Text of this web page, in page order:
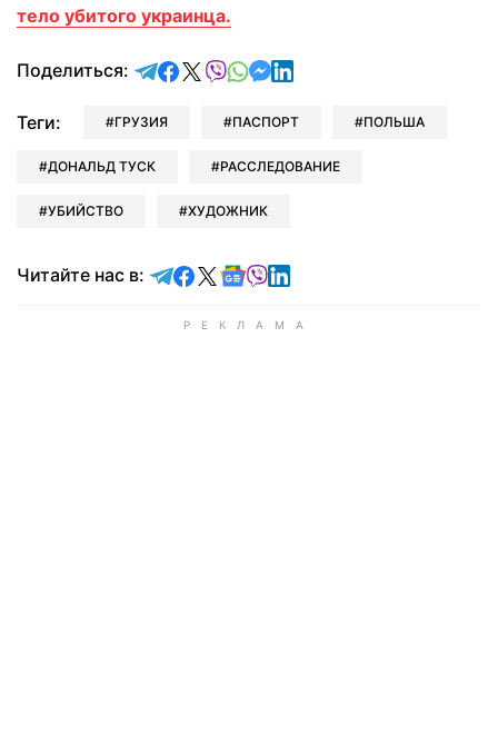
тело убитого украинца.
Поделиться: отправить в Telegram
поделиться в Facebook
поделиться в X
отправить в Viber
отправить в Whatsapp
отправить в Messenger
отправить в LinkedIn
Теги: ГРУЗИЯ ПАСПОРТ ПОЛЬША
ДОНАЛЬД ТУСК РАССЛЕДОВАНИЕ
УБИЙСТВО ХУДОЖНИК
Читайте нас в: Читайте в Telegram
Читайте в Facebook
Читайте в X
Читайте в Google news
Читайте в Viber
Читайте в LinkedIn